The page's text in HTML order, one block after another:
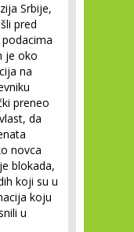
Srbije,
pred
je oko
na
preneo
da
novca
blokada,
koji su u
koju
u